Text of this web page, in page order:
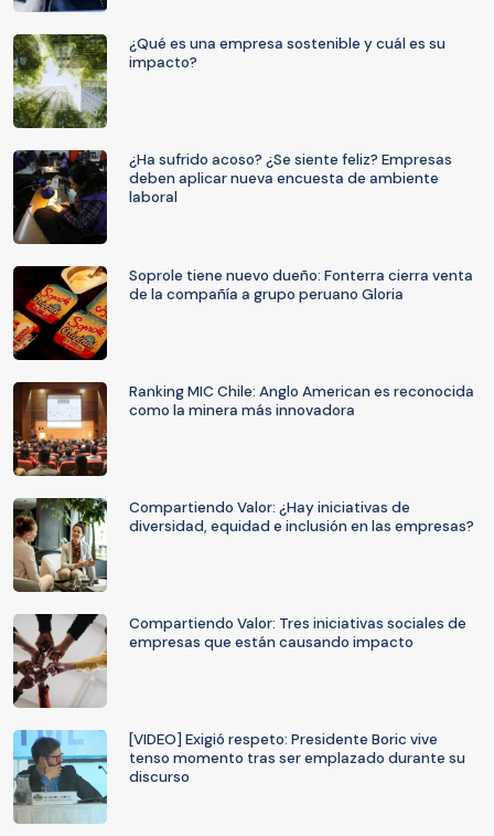
¿Qué es una empresa sostenible y cuál es su
impacto?
¿Ha sufrido acoso? ¿Se siente feliz? Empresas
deben aplicar nueva encuesta de ambiente
laboral
Soprole tiene nuevo dueño: Fonterra cierra venta
de la compañía a grupo peruano Gloria
Ranking MIC Chile: Anglo American es reconocida
como la minera más innovadora
Compartiendo Valor: ¿Hay iniciativas de
diversidad, equidad e inclusión en las empresas?
Compartiendo Valor: Tres iniciativas sociales de
empresas que están causando impacto
[VIDEO] Exigió respeto: Presidente Boric vive
tenso momento tras ser emplazado durante su
discurso